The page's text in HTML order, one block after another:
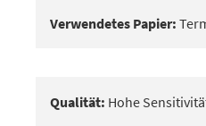
Verwendetes Papier:
Qualität: Hohe